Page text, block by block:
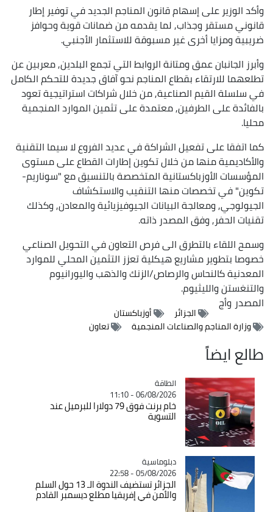
وأكد الوزير على إسهام قانون المناجم الجديد في توفير إطار
قانوني مستقر وجذاب, لما يقدمه من ضمانات قوية وحوافز
ضريبية ومزايا أخرى غير مسبوقة للاستثمار الأجنبي.
وأبرز الجانبان عمق ومتانة الروابط التي تجمع البلدين, معربين عن
تطلعهما للارتقاء بقطاع المناجم نحو آفاق جديدة للتحكم الكامل
في سلسلة القيم الصناعية, من خلال شراكات استراتيجية تعود
بالفائدة على الطرفين, معتمدة على تثمين الموارد المنجمية
محليا.
كما اتفقا على تفعيل الشراكة في عديد الفروع لا سيما التقنية
والأكاديمية منها من خلال تكوين إطارات القطاع على مستوى
المؤسسات الأوزباكستانية المتخصصة بالتنسيق مع "سوناريم-
تكوين" في تخصصات منها التنقيب والاستكشاف
الجيولوجي, ومعالجة البيانات الجيوفيزيائية والمعادن, وكذلك
تقنيات الحفر, وفق المصدر ذاته.
وسمح اللقاء بالتطرق الى فرص التعاون في التحويل الصناعي
خصوصا بتطوير مشاريع هيكلية تعزز التثمين المحلي للموارد
المعدنية كالنحاس والرصاص/الزنك والذهب واليورانيوم
والتنغستن والليثيوم.
المصدروأج
الجزائر
أوزباكستان
وزارة المناجم والصناعات المنجمية
تعاون
طالع ايضاً
Catégorie
الطاقة
06/08/2026 - 11:10
خام برنت فوق 79 دولارا للبرميل عند
التسوية
Catégorie
دبلوماسية
05/08/2026 - 22:58
الجزائر تستضيف الندوة الـ 13 حول السلم
والأمن في إفريقيا مطلع ديسمبر القادم